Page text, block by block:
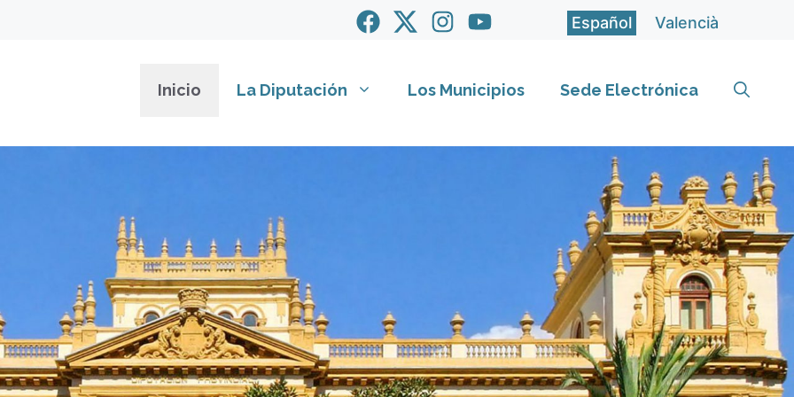
Español Valencià
Inicio La Diputación Los Municipios Sede Electrónica